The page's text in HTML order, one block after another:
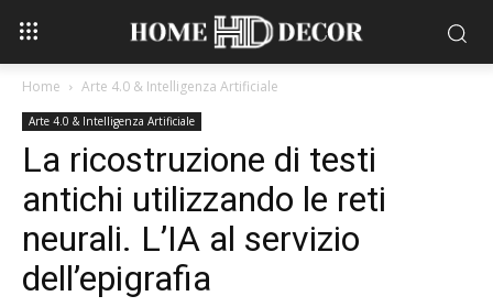
Home Arte 4.0 & Intelligenza Artificiale
Arte 4.0 & Intelligenza Artificiale
La ricostruzione di testi
antichi utilizzando le reti
neurali. L’IA al servizio
dell’epigrafia